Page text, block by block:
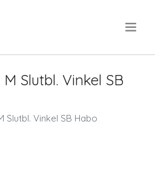
Slutbl. Vinkel SB
Slutbl. Vinkel SB Habo